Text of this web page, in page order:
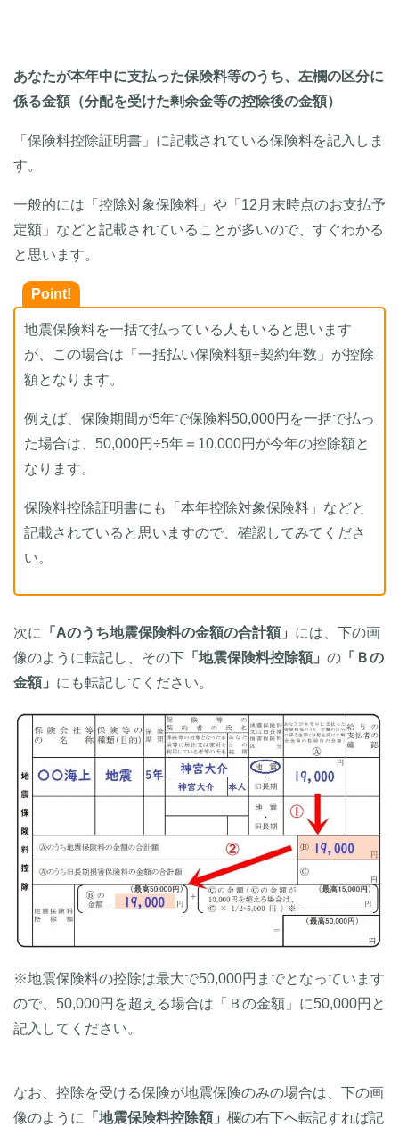
あなたが本年中に支払った保険料等のうち、左欄の区分に
係る金額（分配を受けた剰余金等の控除後の金額）
「保険料控除証明書」に記載されている保険料を記入しま
す。
一般的には「控除対象保険料」や「12月末時点のお支払予
定額」などと記載されていることが多いので、すぐわかる
と思います。
Point!
地震保険料を一括で払っている人もいると思います
が、この場合は「一括払い保険料額÷契約年数」が控除
額となります。
例えば、保険期間が5年で保険料50,000円を一括で払っ
た場合は、50,000円÷5年＝10,000円が今年の控除額と
なります。
保険料控除証明書にも「本年控除対象保険料」などと
記載されていると思いますので、確認してみてくださ
い。
次に 「Aのうち地震保険料の金額の合計額」 には、下の画
像のように転記し、その下 「地震保険料控除額」 の 「Ｂの
金額」 にも転記してください。
※地震保険料の控除は最大で50,000円までとなっています
ので、50,000円を超える場合は「Ｂの金額」に50,000円と
記入してください。
なお、控除を受ける保険が地震保険のみの場合は、下の画
像のように
「地震保険料控除額」 欄の右下へ転記すれば記